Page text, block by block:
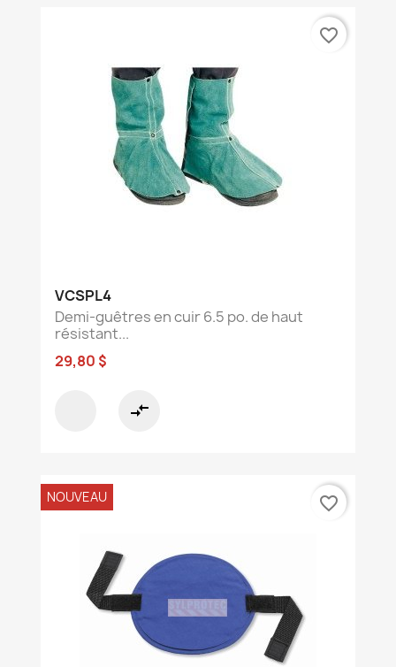
VCSPL4
Demi-guêtres en cuir 6.5 po. de haut
résistant...
29,80 $
compare_arrows
favorite_border
NOUVEAU favorite_border